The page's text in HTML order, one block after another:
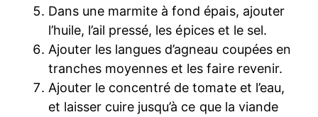
Dans une marmite à fond épais, ajouter
l’huile, l’ail pressé, les épices et le sel.
Ajouter les langues d’agneau coupées en
tranches moyennes et les faire revenir.
Ajouter le concentré de tomate et l’eau,
et laisser cuire jusqu’à ce que la viande